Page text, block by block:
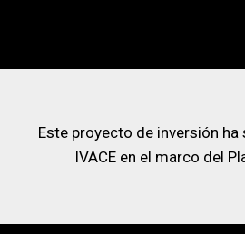
lineal
N/A
Este proyecto de inversión
IVACE en el marco del